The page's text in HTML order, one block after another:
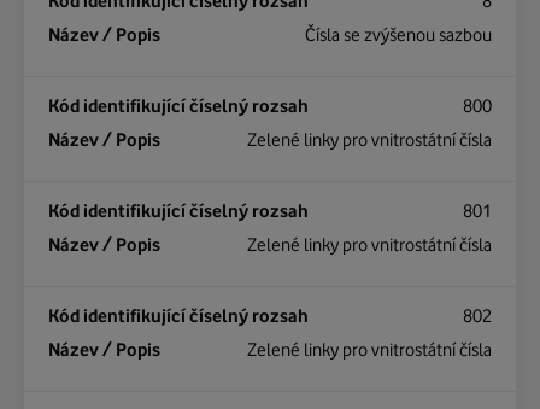
Čísla se zvýšenou sazbou
800
Zelené linky pro vnitrostátní čísla
801
Zelené linky pro vnitrostátní čísla
802
Zelené linky pro vnitrostátní čísla